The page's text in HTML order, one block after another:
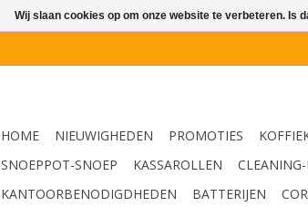
HOME NIEUWIGHEDEN PROMOTIES
SNOEPPOT-SNOEP
KASSAROLLEN
KANTOORBENODIGDHEDEN
BATTERIJEN
Wij slaan cookies op om onze website te verbeteren. Is